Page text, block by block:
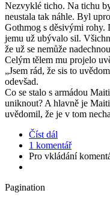
Nezvyklé ticho. Na tichu
neustala tak náhle. Byl
Gothmog s děsivými rohy.
jemu už ubývalo sil.
že už se nemůže
Celým tělem mu projelo
„Jsem rád, že sis to
odevšad.
Co se stalo s armádou
uniknout? A hlavně je
uvědomil, že je v tom
Číst dál
1 komentář
Pro vkládání
Pagination